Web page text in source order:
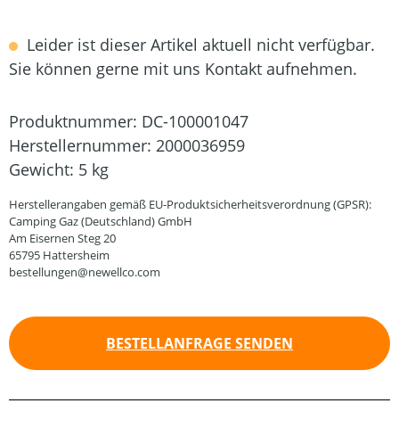
Leider ist dieser Artikel aktuell nicht verfügbar.
Sie können gerne mit uns Kontakt aufnehmen.
Produktnummer: DC-100001047
Herstellernummer: 2000036959
Gewicht: 5 kg
Herstellerangaben gemäß EU-Produktsicherheitsverordnung (GPSR):
Camping Gaz (Deutschland) GmbH
Am Eisernen Steg 20
65795 Hattersheim
bestellungen@newellco.com
BESTELLANFRAGE SENDEN